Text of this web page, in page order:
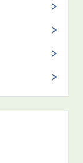
>
>
>
>